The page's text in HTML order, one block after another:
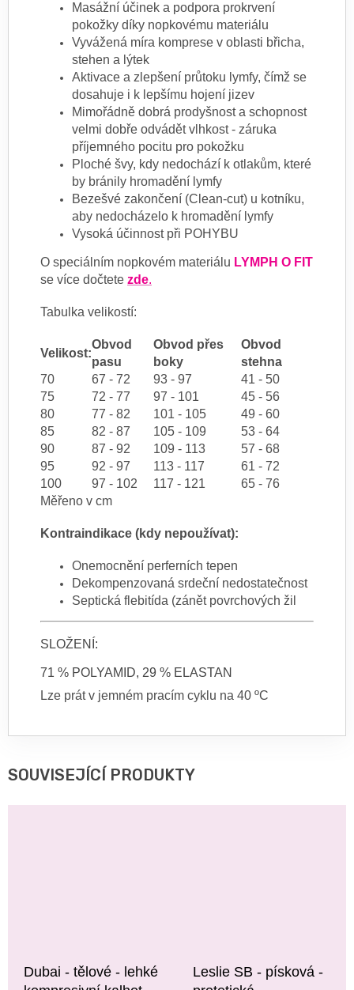
Masážní účinek a podpora prokrvení
pokožky díky nopkovému materiálu
Vyvážená míra komprese v oblasti břicha,
stehen a lýtek
Aktivace a zlepšení průtoku lymfy, čímž se
dosahuje i k lepšímu hojení jizev
Mimořádně dobrá prodyšnost a schopnost
velmi dobře odvádět vlhkost - záruka
příjemného pocitu pro pokožku
Ploché švy, kdy nedochází k otlakům, které
by bránily hromadění lymfy
Bezešvé zakončení (Clean-cut) u kotníku,
aby nedocházelo k hromadění lymfy
Vysoká účinnost při POHYBU
O speciálním nopkovém materiálu LYMPH O FIT
se více dočtete zde.
Tabulka velikostí:
Velikost:
Obvod
pasu
Obvod přes
boky
Obvod
stehna
70
67 - 72 93 - 97
41 - 50
75
72 - 77 97 - 101
45 - 56
80
77 - 82 101 - 105
49 - 60
85
82 - 87 105 - 109
53 - 64
90
87 - 92 109 - 113
57 - 68
95
92 - 97 113 - 117
61 - 72
100
97 - 102 117 - 121
65 - 76
Měřeno v cm
Kontraindikace (kdy nepoužívat):
Onemocnění perferních tepen
Dekompenzovaná srdeční nedostatečnost
Septická flebitída (zánět povrchových žil
SLOŽENÍ:
71 % POLYAMID, 29 % ELASTAN
Lze prát v jemném pracím cyklu na 40 ºC
SOUVISEJÍCÍ PRODUKTY
Dubai - tělové - lehké
Leslie SB - písková -